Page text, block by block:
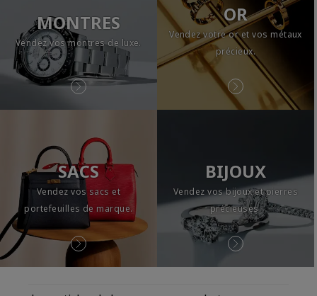
MONTRES
Vendez vos montres de luxe.
OR
Vendez votre or et vos métaux
précieux.
SACS
Vendez vos sacs et
portefeuilles de marque.
BIJOUX
Vendez vos bijoux et pierres
précieuses.